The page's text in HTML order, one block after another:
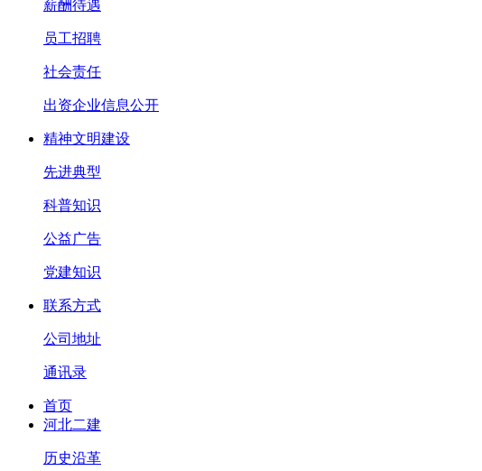
薪酬待遇
员工招聘
社会责任
出资企业信息公开
精神文明建设
先进典型
科普知识
公益广告
党建知识
联系方式
公司地址
通讯录
首页
河北二建
历史沿革